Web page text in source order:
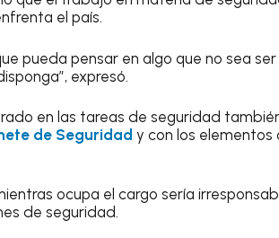
el país.
pueda pensar en algo que no sea
expresó.
en las tareas de seguridad
de Seguridad y con los elementos
ocupa el cargo sería
de seguridad.